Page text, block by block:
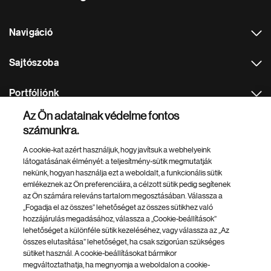
l
Navigáció
Sajtószoba
Portfóliónk
Más Novartis weboldalak
Footer Site Search
Footer
Bottom
© 2026 Novartis AG
Adatvédelmi irányelv Jognyilatkozat
Az Ön adatainak védelme fontos
számunkra.
A cookie-kat azért használjuk, hogy javítsuk a webhelyeink
látogatásának élményét: a teljesítmény-sütik megmutatják
nekünk, hogyan használja ezt a weboldalt, a funkcionális sütik
emlékeznek az Ön preferenciáira, a célzott sütik pedig segítenek
az Ön számára releváns tartalom megosztásában. Válassza a
„Fogadja el az összes” lehetőséget az összes sütikhez való
hozzájárulás megadásához, válassza a „Cookie-beállítások”
lehetőséget a különféle sütik kezeléséhez, vagy válassza az „Az
összes elutasítása” lehetőséget, ha csak szigorúan szükséges
sütiket használ. A cookie-beállításokat bármikor
megváltoztathatja, ha megnyomja a weboldalon a cookie-